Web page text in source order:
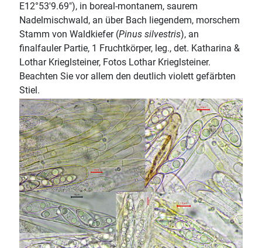
E12°53'9.69"), in boreal-montanem, saurem
Nadelmischwald, an über Bach liegendem, morschem
Stamm von Waldkiefer (Pinus silvestris), an
finalfauler Partie, 1 Fruchtkörper, leg., det. Katharina &
Lothar Krieglsteiner, Fotos Lothar Krieglsteiner.
Beachten Sie vor allem den deutlich violett gefärbten
Stiel.